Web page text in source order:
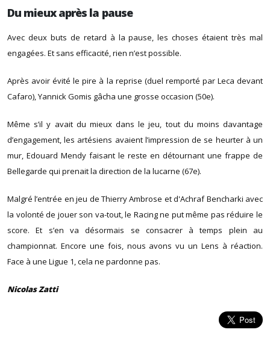
Du mieux après la pause
Avec deux buts de retard à la pause, les choses étaient très mal
engagées. Et sans efficacité, rien n’est possible.
Après avoir évité le pire à la reprise (duel remporté par Leca devant
Cafaro), Yannick Gomis gâcha une grosse occasion (50e).
Même s’il y avait du mieux dans le jeu, tout du moins davantage
d’engagement, les artésiens avaient l’impression de se heurter à un
mur, Edouard Mendy faisant le reste en détournant une frappe de
Bellegarde qui prenait la direction de la lucarne (67e).
Malgré l’entrée en jeu de Thierry Ambrose et d'Achraf Bencharki avec
la volonté de jouer son va-tout, le Racing ne put même pas réduire le
score. Et s’en va désormais se consacrer à temps plein au
championnat. Encore une fois, nous avons vu un Lens à réaction.
Face à une Ligue 1, cela ne pardonne pas.
Nicolas Zatti